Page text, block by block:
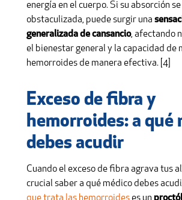
energía en el cuerpo. Si su absorción
obstaculizada, puede surgir una
generalizada de cansancio, afectando
el bienestar general y la capacidad de
hemorroides de manera efectiva. [4]
Exceso de fibra y
hemorroides: a qué
debes acudir
Cuando el exceso de fibra agrava tus
crucial saber a qué médico debes